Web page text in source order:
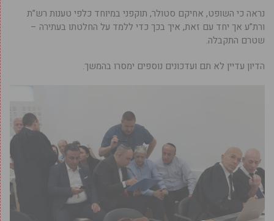
נראה כי השופט, אחיקם סטולר, תוקפני במיוחד כלפי טענות רש”ת
ורת”ע אך יחד עם זאת, איך בכך כדי ללמד על החלטתו בעתירה –
שטרם התקבלה.
הדיון עדיין לא תם ועדכונים נוספים ימסרו בהמשך.